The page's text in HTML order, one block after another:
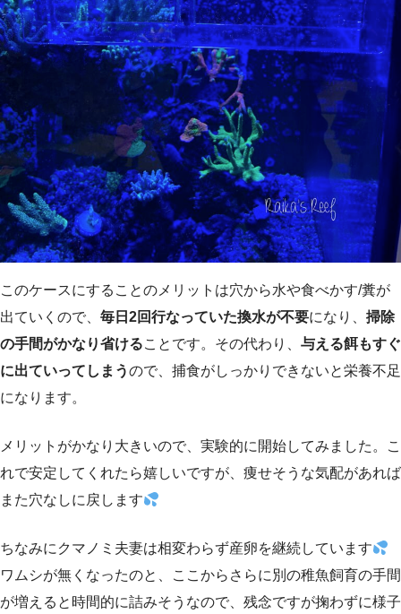
このケースにすることのメリットは穴から水や食べかす/糞が
出ていくので、 毎日2回行なっていた換水が不要になり、 掃除
の手間がかなり省けることです。その代わり、 与える餌もすぐ
に出ていってしまうので、捕食がしっかりできないと栄養不足
になります。
メリットがかなり大きいので、実験的に開始してみました。こ
れで安定してくれたら嬉しいですが、痩せそうな気配があれば
また穴なしに戻します
ちなみにクマノミ夫妻は相変わらず産卵を継続しています
ワムシが無くなったのと、ここからさらに別の稚魚飼育の手間
が増えると時間的に詰みそうなので、残念ですが掬わずに様子